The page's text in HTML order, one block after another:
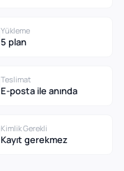
Yükleme
5 plan
Teslimat
E-posta ile anında
Kimlik Gerekli
Kayıt gerekmez